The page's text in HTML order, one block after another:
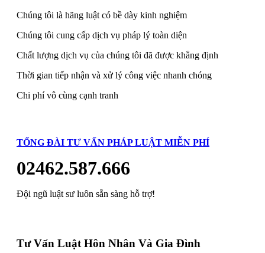
Chúng tôi là hãng luật có bề dày kinh nghiệm
Chúng tôi cung cấp dịch vụ pháp lý toàn diện
Chất lượng dịch vụ của chúng tôi đã được khẳng định
Thời gian tiếp nhận và xử lý công việc nhanh chóng
Chi phí vô cùng cạnh tranh
TỔNG ĐÀI TƯ VẤN PHÁP LUẬT MIỄN PHÍ
02462.587.666
Đội ngũ luật sư luôn sẵn sàng hỗ trợ!
Tư Vấn Luật Hôn Nhân Và Gia Đình